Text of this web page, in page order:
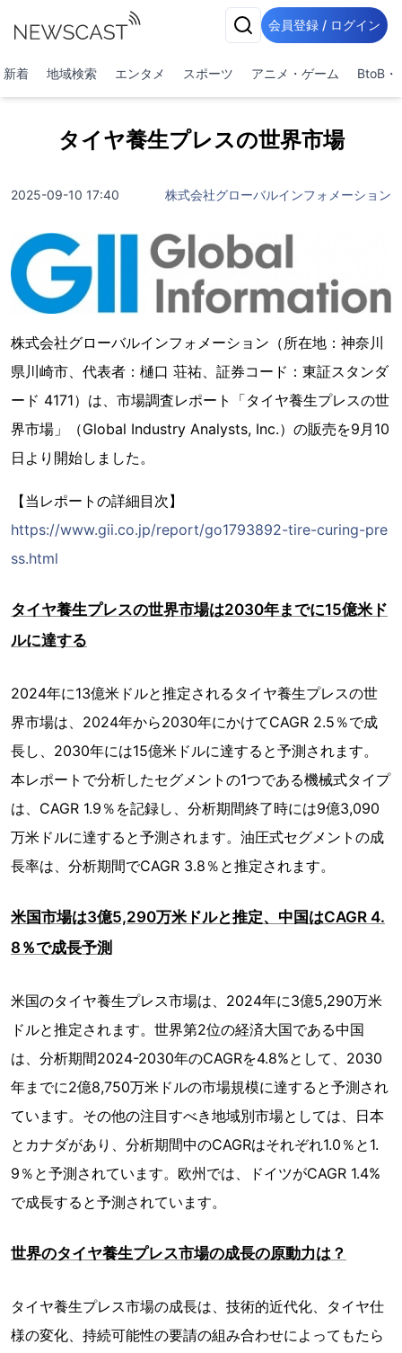
会員登録 / ログイン
新着 地域検索 エンタメ スポーツ アニメ・ゲーム BtoB・
タイヤ養生プレスの世界市場
2025-09-10 17:40 株式会社グローバルインフォメーション
株式会社グローバルインフォメーション（所在地：神奈川
県川崎市、代表者：樋口 荘祐、証券コード：東証スタンダ
ード 4171）は、市場調査レポート「タイヤ養生プレスの世
界市場」（Global Industry Analysts, Inc.）の販売を9月10
日より開始しました。
【当レポートの詳細目次】
https://www.gii.co.jp/report/go1793892-tire-curing-pre
ss.html
タイヤ養生プレスの世界市場は2030年までに15億米ド
ルに達する
2024年に13億米ドルと推定されるタイヤ養生プレスの世
界市場は、2024年から2030年にかけてCAGR 2.5％で成
長し、2030年には15億米ドルに達すると予測されます。
本レポートで分析したセグメントの1つである機械式タイプ
は、CAGR 1.9％を記録し、分析期間終了時には9億3,090
万米ドルに達すると予測されます。油圧式セグメントの成
長率は、分析期間でCAGR 3.8％と推定されます。
米国市場は3億5,290万米ドルと推定、中国はCAGR 4.
8％で成長予測
米国のタイヤ養生プレス市場は、2024年に3億5,290万米
ドルと推定されます。世界第2位の経済大国である中国
は、分析期間2024-2030年のCAGRを4.8%として、2030
年までに2億8,750万米ドルの市場規模に達すると予測され
ています。その他の注目すべき地域別市場としては、日本
とカナダがあり、分析期間中のCAGRはそれぞれ1.0％と1.
9％と予測されています。欧州では、ドイツがCAGR 1.4%
で成長すると予測されています。
世界のタイヤ養生プレス市場の成長の原動力は？
タイヤ養生プレス市場の成長は、技術的近代化、タイヤ仕
様の変化、持続可能性の要請の組み合わせによってもたら